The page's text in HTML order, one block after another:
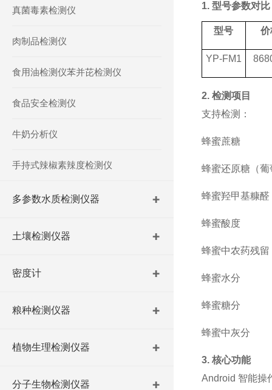
1. 型号参数对比
型号 价
YP-FM1
2. 检测项目
支持检测：
蜂蜜蔗糖
蜂蜜还原糖（
蜂蜜羟甲基糠醛
蜂蜜酸度
蜂蜜中农药残留
蜂蜜水分
蜂蜜糖分
蜂蜜中灰分
3. 核心功能
Android 智能操
真菌毒素检测仪
肉制品检测仪
食用油检测仪苯并芘检测仪
食品安全检测仪
牛奶分析仪
手持式辣椒素辣度检测仪
多参数水质检测仪器
土壤检测仪器
密度计
粮种检测仪器
植物生理检测仪器
分子生物检测仪器